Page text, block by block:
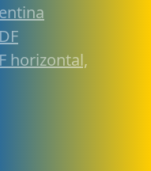
horizontal,